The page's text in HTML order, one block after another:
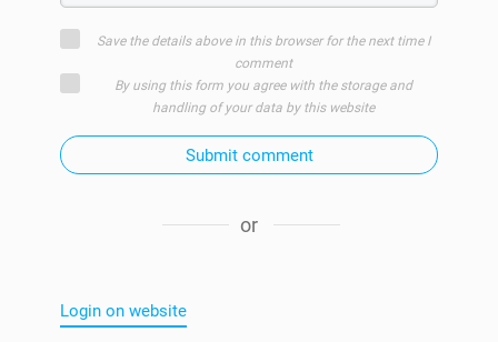
Save the details above in this browser for the next time I
comment
By using this form you agree with the storage and
handling of your data by this website
Submit comment
or
Login on website